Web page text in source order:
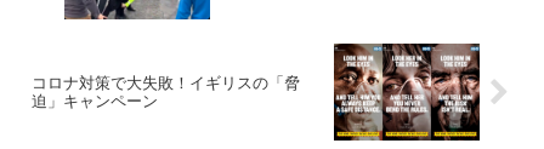
コロナ対策で大失敗！イギリスの「脅
迫」キャンペーン